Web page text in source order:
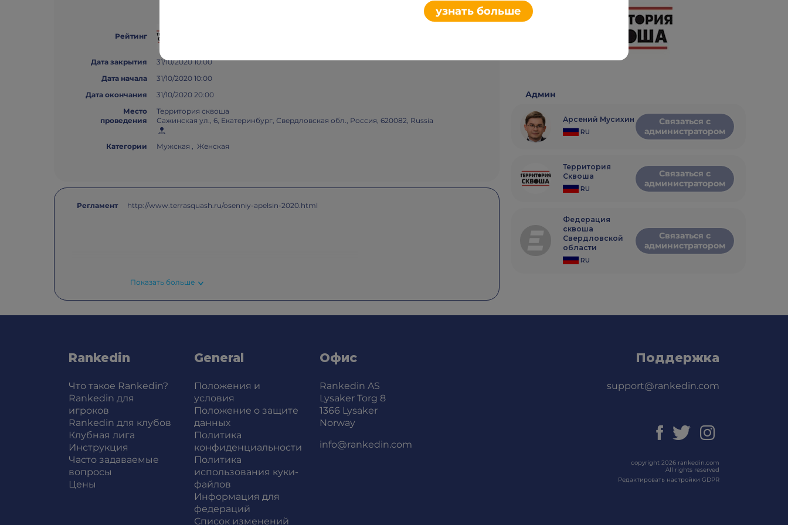
Рейтинг
Дата закрытия
31/10/2020 10:00
Дата начала
31/10/2020 10:00
Дата окончания
31/10/2020 20:00
Место
проведения
Территория сквоша
Сажинская ул., 6, Екатеринбург, Свердловская обл., Россия, 620082, Russia
Категории Мужская , Женская
Регламент http://www.terrasquash.ru/osenniy-apelsin-2020.html
Показать больше
Админ
Арсений Мусихин
RU
Связаться с
администратором
Территория
Сквоша
RU
Связаться с
администратором
Федерация
сквоша
Свердловской
области
RU
Связаться с
администратором
узнать больше
Rankedin
Что такое Rankedin?
Rankedin для
игроков
Rankedin для клубов
Клубная лига
Инструкция
Часто задаваемые
вопросы
Цены
General
Положения и
условия
Положение о защите
данных
Политика
конфиденциальности
Политика
использования куки-
файлов
Информация для
федераций
Список изменений
Офис
Rankedin AS
Lysaker Torg 8
1366 Lysaker
Norway
info@rankedin.com
Поддержка
support@rankedin.com
copyright 2026 rankedin.com
All rights reserved
Редактировать настройки GDPR